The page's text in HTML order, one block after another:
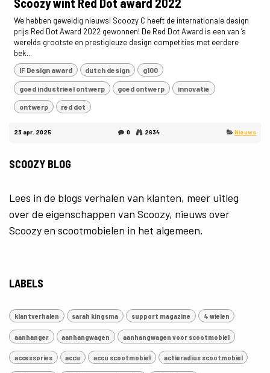
Scoozy wint Red Dot award 2022
We hebben geweldig nieuws! Scoozy C heeft de internationale design
prijs Red Dot Award 2022 gewonnen! De Red Dot Award is een van ’s
werelds grootste en prestigieuze design competities met eerdere
bek...
IF Design award dutch design g100
goed industrieel ontwerp goed ontwerp innovatie
ontwerp red dot
23 apr. 2025 0 2634 Nieuws
SCOOZY BLOG
Lees in de blogs verhalen van klanten, meer uitleg
over de eigenschappen van Scoozy, nieuws over
Scoozy en scootmobielen in het algemeen.
LABELS
klantverhalen sarah kingsma support magazine 4 wielen
aanhanger aanhangwagen aanhangwagen voor scootmobiel
accessories accu accu scootmobiel actieradius scootmobiel